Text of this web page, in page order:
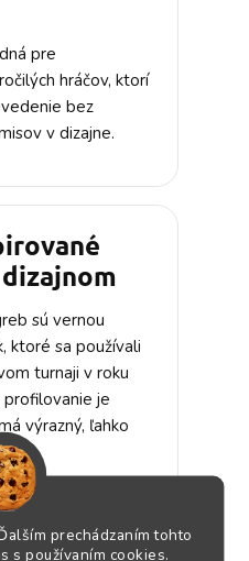
prechádzaním tohto
s používaním cookies.
pre
hráčov, ktorí
bez
v dizajne.
sú vernou
ktoré sa používali
turnaji v roku
je
výrazný, ľahko
hrotu, čo z nich
pravidelné hranie